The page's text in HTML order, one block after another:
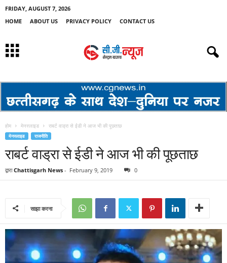
FRIDAY, AUGUST 7, 2026
HOME
ABOUT US PRIVACY POLICY CONTACT US
होम मेनस्लाइड राबर्ट वाड्रा से ईडी ने आज भी की पूछताछ
मेनस्लाइड राजनीति
राबर्ट वाड्रा से ईडी ने आज भी की पूछताछ
द्वारा Chattisgarh News - February 9, 2019 0
साझा करना